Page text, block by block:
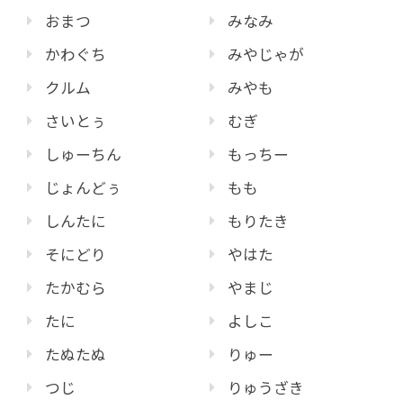
おまつ
かわぐち
クルム
さいとぅ
しゅーちん
じょんどぅ
しんたに
そにどり
たかむら
たに
たぬたぬ
つじ
みなみ
みやじゃが
みやも
むぎ
もっちー
もも
もりたき
やはた
やまじ
よしこ
りゅー
りゅうざき